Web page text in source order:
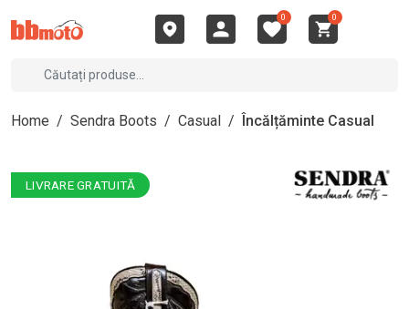
0 0
Home / Sendra Boots / Casual / Încălțăminte Casual
LIVRARE GRATUITĂ